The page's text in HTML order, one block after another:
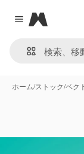
Close menu
Magnific
ホーム/ストック/ベク